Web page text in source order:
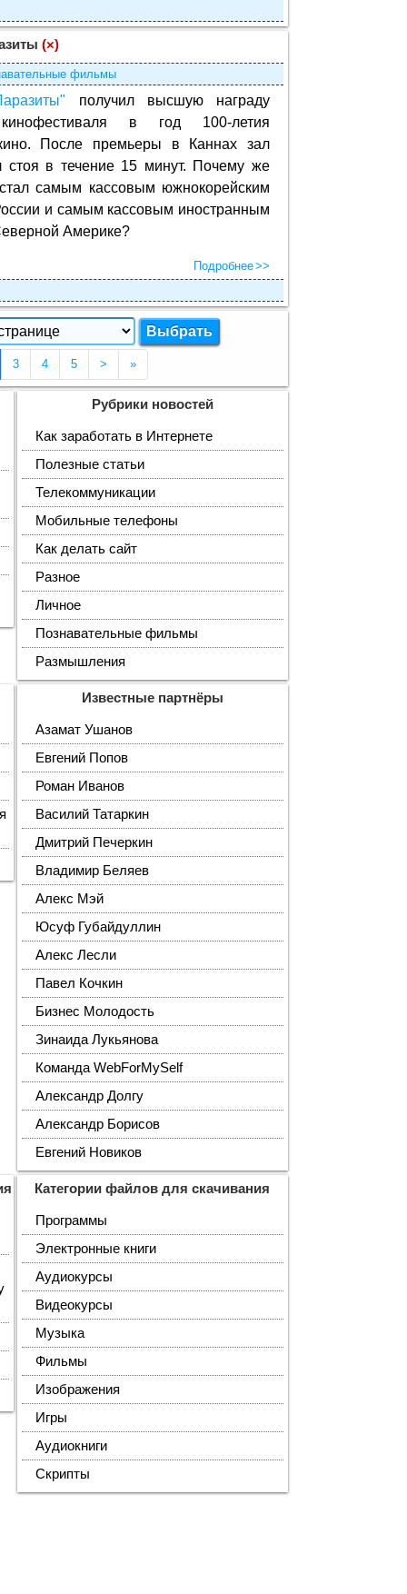
(×)
фильмы
получил высшую награду
кинофестиваля в год 100-летия
кино. После премьеры в Каннах зал
стоя в течение 15 минут. Почему же
самым кассовым южнокорейским
и самым кассовым иностранным
Америке?
Подробнее
страница 2)
3 4 5 > »
Рубрики новостей
Как заработать в Интернете
Полезные статьи
Телекоммуникации
Мобильные телефоны
Как делать сайт
Разное
Личное
Познавательные фильмы
Размышления
Известные партнёры
Азамат Ушанов
Евгений Попов
Роман Иванов
Василий Татаркин
Дмитрий Печеркин
Владимир Беляев
Алекс Мэй
Юсуф Губайдуллин
Алекс Лесли
Павел Кочкин
Бизнес Молодость
Зинаида Лукьянова
Команда WebForMySelf
Александр Долгу
Александр Борисов
Евгений Новиков
Категории файлов для скачивания
Программы
Электронные книги
Аудиокурсы
Видеокурсы
Музыка
Фильмы
Изображения
Игры
Аудиокниги
Скрипты